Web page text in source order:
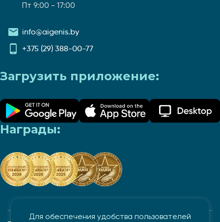
Для обеспечения удобства пользователей
Пт 9:00 - 17:00
info@aigenis.by
+375 (29) 388-00-77
Загрузить приложение:
Награды: